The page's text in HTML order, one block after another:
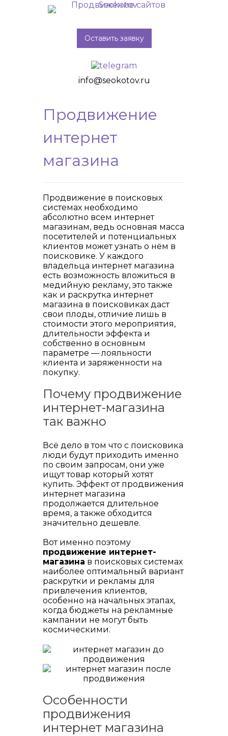
Оставить заявку
info@seokotov.ru
Продвижение
интернет
магазина
Продвижение в поисковых
системах необходимо
абсолютно всем интернет
магазинам, ведь основная масса
посетителей и потенциальных
клиентов может узнать о нём в
поисковике. У каждого
владельца интернет магазина
есть возможность вложиться в
медийную рекламу, это также
как и раскрутка интернет
магазина в поисковиках даст
свои плоды, отличие лишь в
стоимости этого мероприятия,
длительности эффекта и
собственно в основным
параметре — лояльности
клиента и заряженности на
покупку.
Почему продвижение
интернет-магазина
так важно
Всё дело в том что с поисковика
люди будут приходить именно
по своим запросам, они уже
ищут товар который хотят
купить. Эффект от продвижения
интернет магазина
продолжается длительное
время, а также обходится
значительно дешевле.
Вот именно поэтому
продвижение интернет-
магазина в поисковых системах
наиболее оптимальный вариант
раскрутки и рекламы для
привлечения клиентов,
особенно на начальных этапах,
когда бюджеты на рекламные
кампании не могут быть
космическими.
Особенности
продвижения
интернет магазина